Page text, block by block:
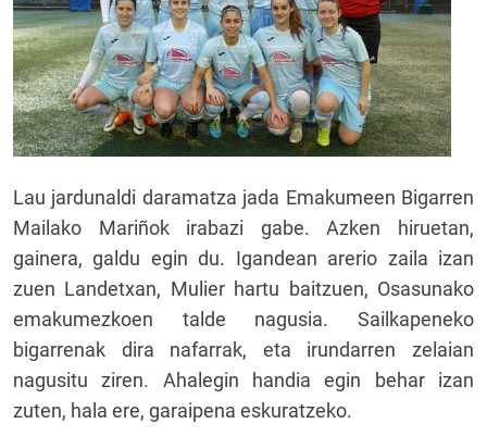
Lau jardunaldi daramatza jada Emakumeen Bigarren
Mailako Mariñok irabazi gabe. Azken hiruetan,
gainera, galdu egin du. Igandean arerio zaila izan
zuen Landetxan, Mulier hartu baitzuen, Osasunako
emakumezkoen talde nagusia. Sailkapeneko
bigarrenak dira nafarrak, eta irundarren zelaian
nagusitu ziren. Ahalegin handia egin behar izan
zuten, hala ere, garaipena eskuratzeko.